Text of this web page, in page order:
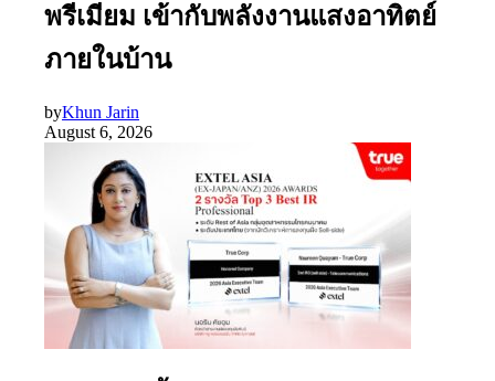
พรีเมียม เข้ากับพลังงานแสงอาทิตย์
ภายในบ้าน
byKhun Jarin
August 6, 2026